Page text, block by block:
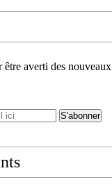
averti des nouveaux